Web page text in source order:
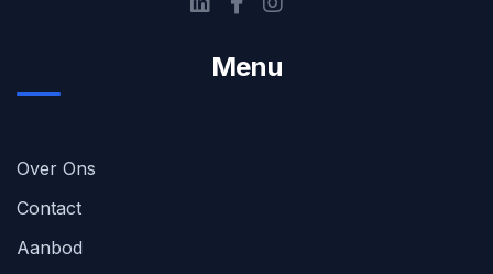
Menu
Over Ons
Contact
Aanbod